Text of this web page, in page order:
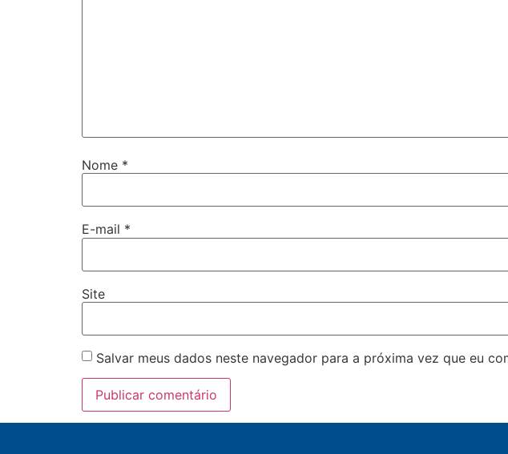
Nome *
E-mail *
Site
Salvar meus dados neste navegador para a próxima vez que eu